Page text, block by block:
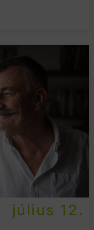
július 12.